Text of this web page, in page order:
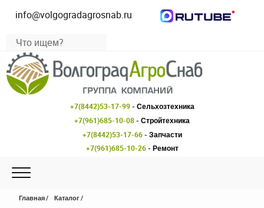
info@volgogradagrosnab.ru
+7(8442)53-17-99- Сельхозтехника
+7(961)685-10-08- Стройтехника
+7(8442)53-17-66- Запчасти
+7(961)685-10-26- Ремонт
Главная
Каталог